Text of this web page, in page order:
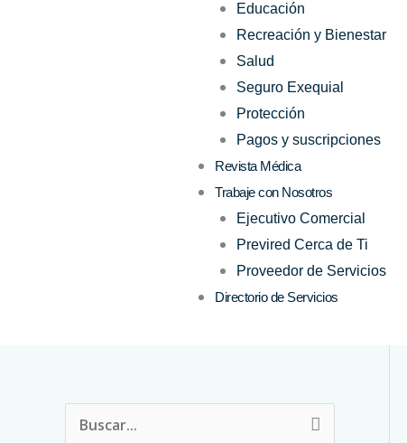
Educación
Recreación y Bienestar
Salud
Seguro Exequial
Protección
Pagos y suscripciones
Revista Médica
Trabaje con Nosotros
Ejecutivo Comercial
Previred Cerca de Ti
Proveedor de Servicios
Directorio de Servicios